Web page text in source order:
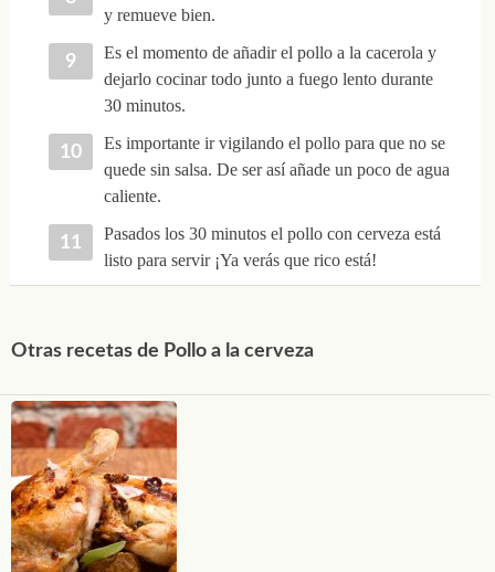
y remueve bien.
Es el momento de añadir el pollo a la cacerola y
dejarlo cocinar todo junto a fuego lento durante
30 minutos.
Es importante ir vigilando el pollo para que no se
quede sin salsa. De ser así añade un poco de agua
caliente.
Pasados los 30 minutos el pollo con cerveza está
listo para servir ¡Ya verás que rico está!
Otras recetas de Pollo a la cerveza